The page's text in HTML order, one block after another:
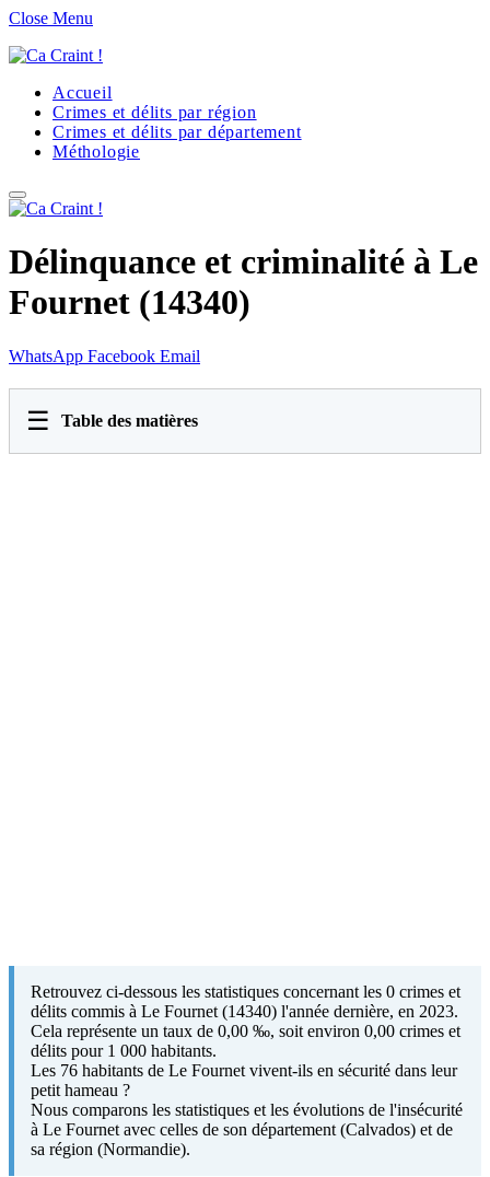
Close Menu
Accueil
Crimes et délits par région
Crimes et délits par département
Méthologie
Délinquance et criminalité à Le
Fournet (14340)
WhatsApp Facebook Email
☰ Table des matières
Retrouvez ci-dessous les statistiques concernant les 0 crimes et
délits commis à Le Fournet (14340) l'année dernière, en 2023.
Cela représente un taux de 0,00 ‰, soit environ 0,00 crimes et
délits pour 1 000 habitants.
Les 76 habitants de Le Fournet vivent-ils en sécurité dans leur
petit hameau ?
Nous comparons les statistiques et les évolutions de l'insécurité
à Le Fournet avec celles de son département (Calvados) et de
sa région (Normandie).